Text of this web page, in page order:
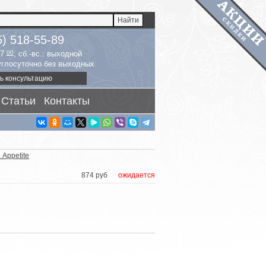
518-55-89
00, сб.-вс.: выходной
без выходных
консультацию
Статьи Контакты
Appetite
ожидается
874 руб